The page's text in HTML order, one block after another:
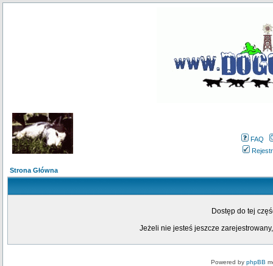
FAQ
Strona Główna
Dostęp do tej
Jeżeli nie jesteś jeszcze
Powered by phpBB